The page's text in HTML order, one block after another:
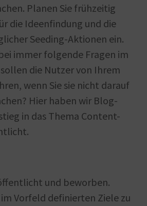
Planen Sie frühzeitig
die Ideenfindung und die
Seeding-Aktionen ein.
immer folgende Fragen im
die Nutzer von Ihrem
wenn Sie sie nicht darauf
Hier haben wir Blog-
in das Thema Content-
und beworben.
Vorfeld definierten Ziele zu